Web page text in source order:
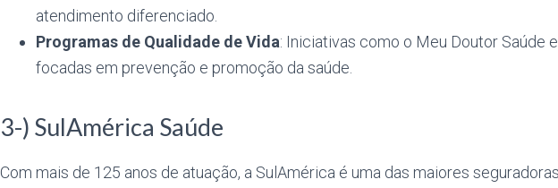
atendimento diferenciado.
Programas de Qualidade de Vida: Iniciativas como o Meu Doutor Saúde
focadas em prevenção e promoção da saúde.
3-) SulAmérica Saúde
Com mais de 125 anos de atuação, a SulAmérica é uma das maiores